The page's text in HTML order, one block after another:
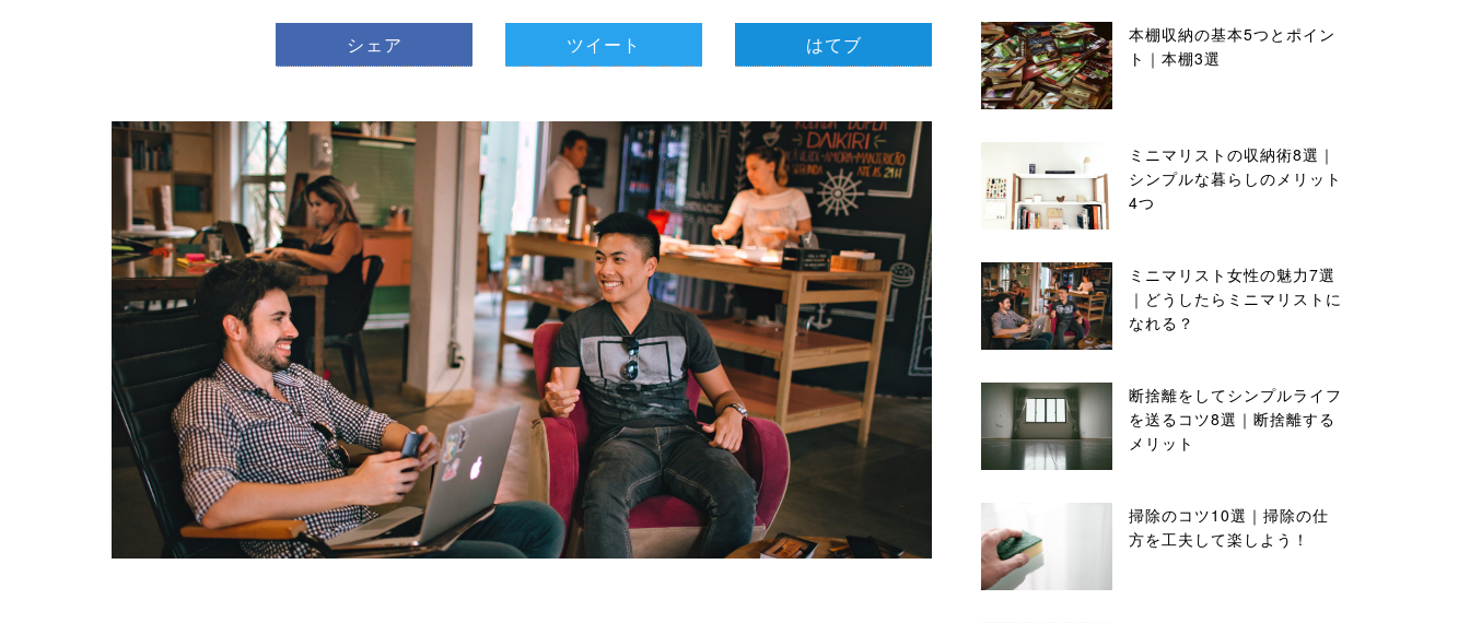
シェア ツイート はてブ
本棚収納の基本5つとポイン
ト｜本棚3選
ミニマリストの収納術8選｜
シンプルな暮らしのメリット
4つ
ミニマリスト女性の魅力7選
｜どうしたらミニマリストに
なれる？
断捨離をしてシンプルライフ
を送るコツ8選｜断捨離する
メリット
掃除のコツ10選｜掃除の仕
方を工夫して楽しよう！